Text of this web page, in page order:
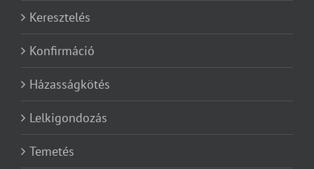
Keresztelés
Konfirmáció
Házasságkötés
Lelkigondozás
Temetés